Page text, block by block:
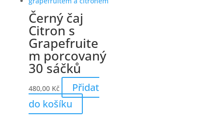
Černý čaj
Citron s
Grapefruite
m porcovaný
30 sáčků
480,00 Kč
Přidat
do košíku